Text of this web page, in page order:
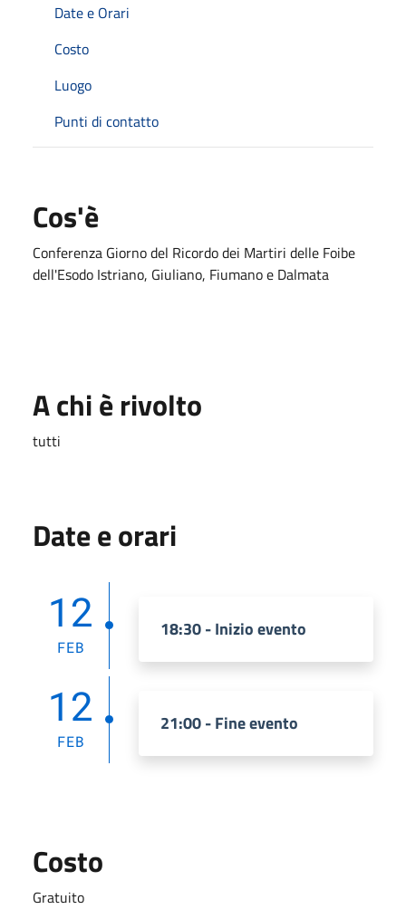
Date e Orari
Costo
Luogo
Punti di contatto
Cos'è
Conferenza Giorno del Ricordo dei Martiri delle Foibe
dell'Esodo Istriano, Giuliano, Fiumano e Dalmata
A chi è rivolto
tutti
Date e orari
12
FEB
18:30 - Inizio evento
12
FEB
21:00 - Fine evento
Costo
Gratuito